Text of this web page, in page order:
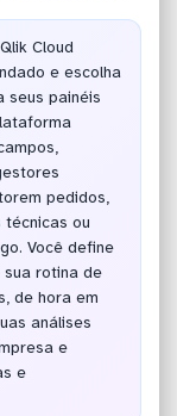
Cloud
e escolha
seus painéis
pedidos,
ou
Você define
rotina de
de hora em
análises
e
e